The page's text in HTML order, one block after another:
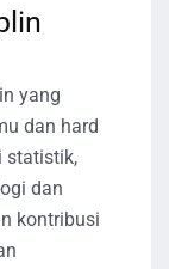
yang
dan hard
statistik,
dan
kontribusi